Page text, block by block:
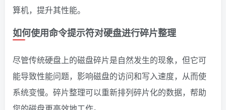
算机，提升其性能。
如何使用命令提示符对硬盘进行碎片整理
尽管传统硬盘上的磁盘碎片是自然发生的现象，但它可
能导致性能问题，影响磁盘的访问和写入速度，从而使
系统变慢。碎片整理可以重新排列碎片化的数据，帮助